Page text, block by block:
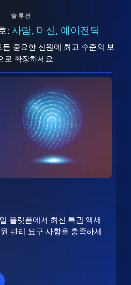
솔루션
: 사람, 머신, 에이전틱
중요한 신원에 최고 수준의 보
로 확장하세요.
플랫폼에서 최신 특권 액세
관리 요구 사항을 충족하세